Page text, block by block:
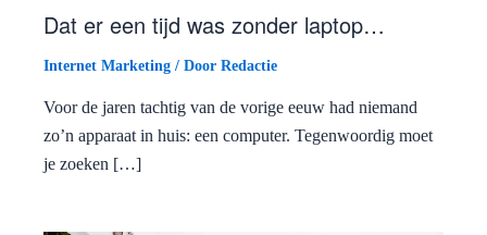
Dat er een tijd was zonder laptop…
Internet Marketing / Door Redactie
Voor de jaren tachtig van de vorige eeuw had niemand
zo’n apparaat in huis: een computer. Tegenwoordig moet
je zoeken […]